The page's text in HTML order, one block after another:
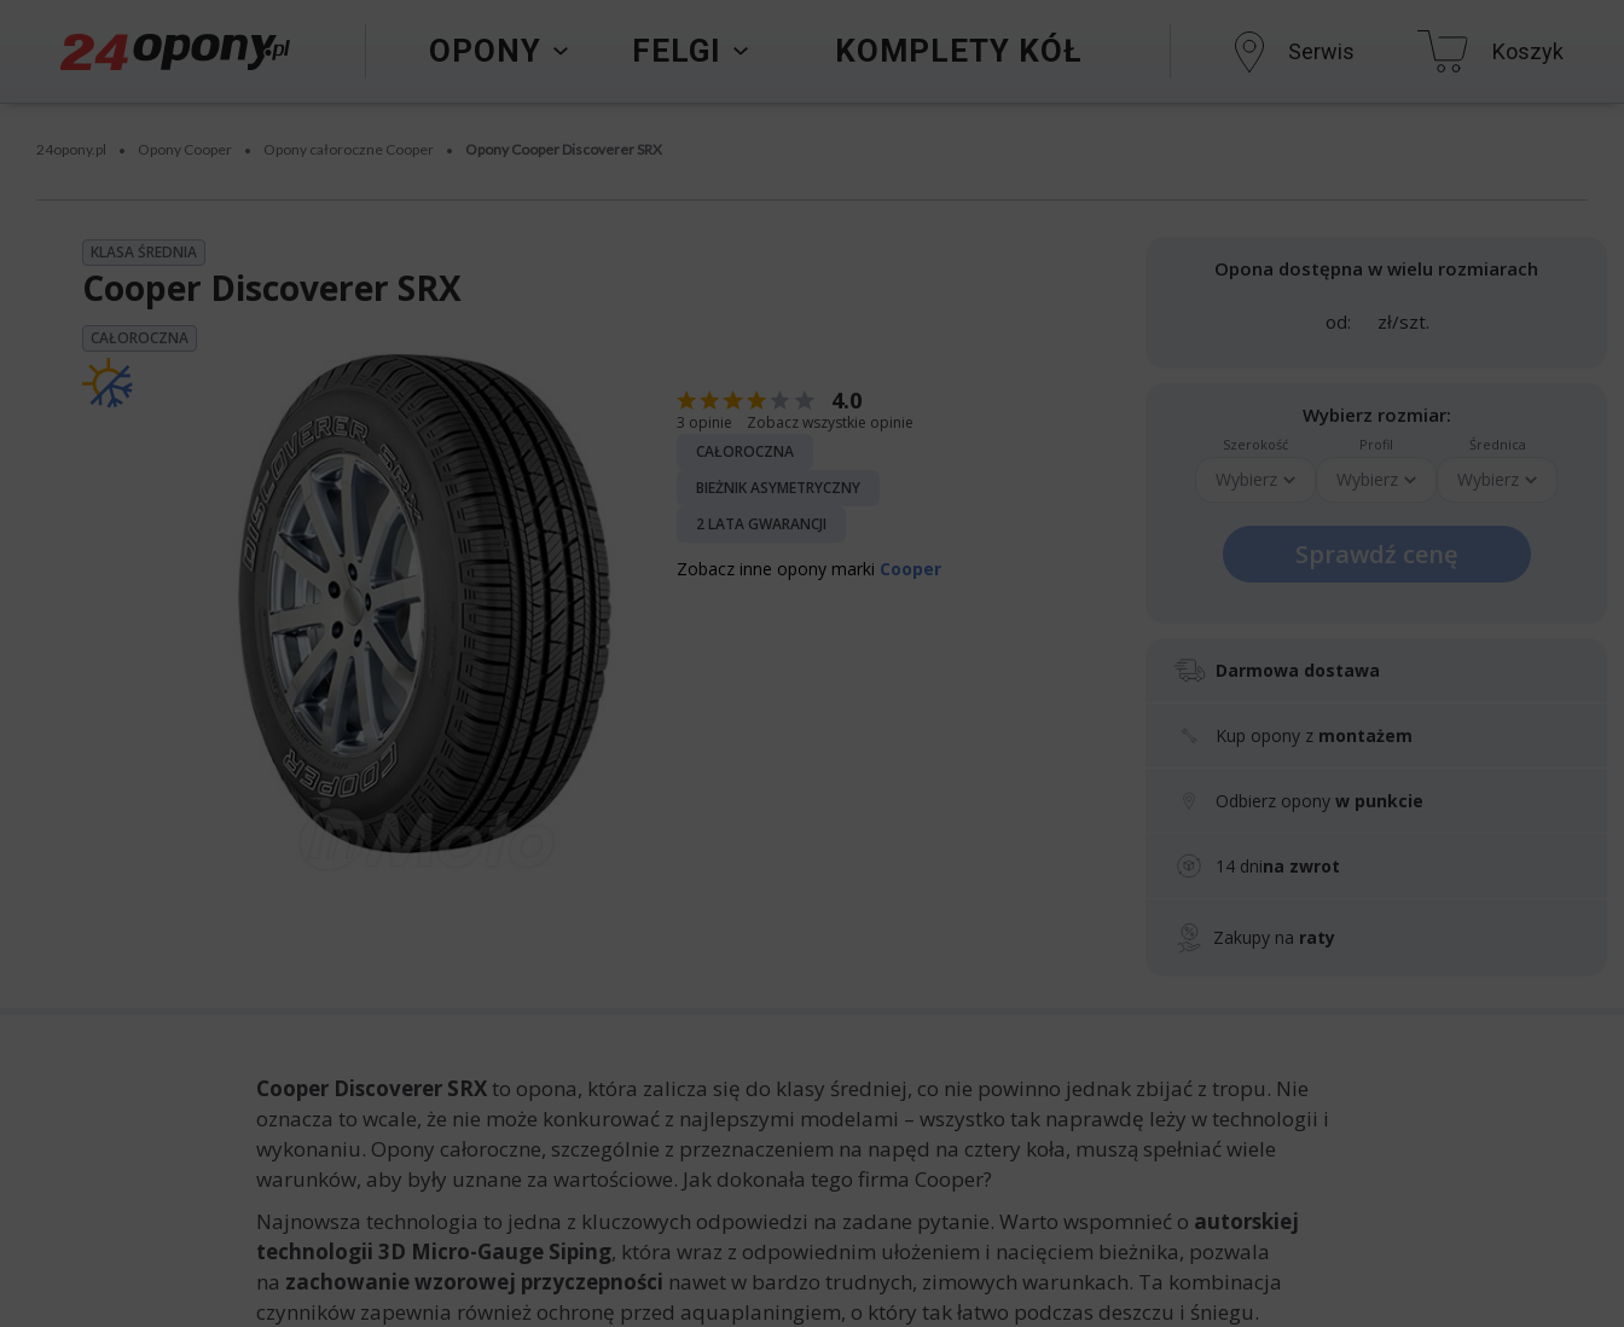
OPONY FELGI KOMPLETY KÓŁ Serwis Koszyk
24opony.pl • Opony Cooper • Opony całoroczne Cooper • Opony Cooper Discoverer SRX
KLASA ŚREDNIA
Cooper Discoverer SRX
CAŁOROCZNA
Opona dostępna w wielu rozmiarach
od: zł/szt.
Wybierz rozmiar:
Szerokość
Wybierz
Profil
Wybierz
Średnica
Wybierz
Sprawdź cenę
Darmowa dostawa
Kup opony z montażem
Odbierz opony w punkcie
14 dnina zwrot
Zakupy na raty
4.0
3 opinie
Zobacz wszystkie opinie
CAŁOROCZNA
BIEŻNIK ASYMETRYCZNY
2 LATA GWARANCJI
Zobacz inne opony marki Cooper
Cooper Discoverer SRX to opona, która zalicza się do klasy średniej, co nie powinno jednak zbijać z tropu. Nie
oznacza to wcale, że nie może konkurować z najlepszymi modelami – wszystko tak naprawdę leży w technologii i
wykonaniu. Opony całoroczne, szczególnie z przeznaczeniem na napęd na cztery koła, muszą spełniać wiele
warunków, aby były uznane za wartościowe. Jak dokonała tego firma Cooper?
Najnowsza technologia to jedna z kluczowych odpowiedzi na zadane pytanie. Warto wspomnieć o autorskiej
technologii 3D Micro-Gauge Siping, która wraz z odpowiednim ułożeniem i nacięciem bieżnika, pozwala
na zachowanie wzorowej przyczepności nawet w bardzo trudnych, zimowych warunkach. Ta kombinacja
czynników zapewnia również ochronę przed aquaplaningiem, o który tak łatwo podczas deszczu i śniegu.